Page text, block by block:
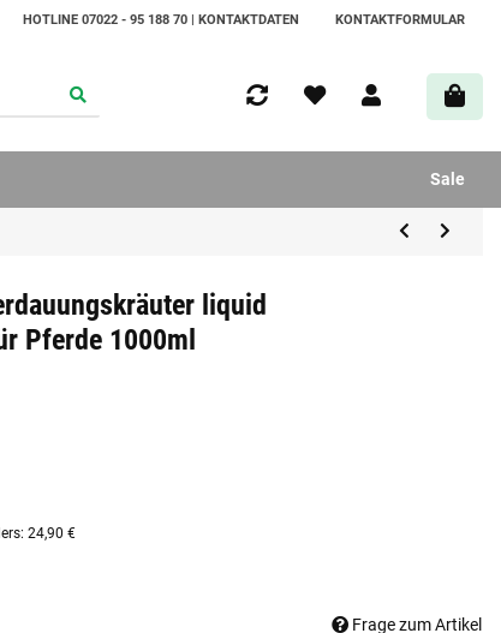
HOTLINE 07022 - 95 188 70 | KONTAKTDATEN KONTAKTFORMULAR
Sale
liquid
Pferde 1000ml
: 24,90 €
Frage zum Artikel